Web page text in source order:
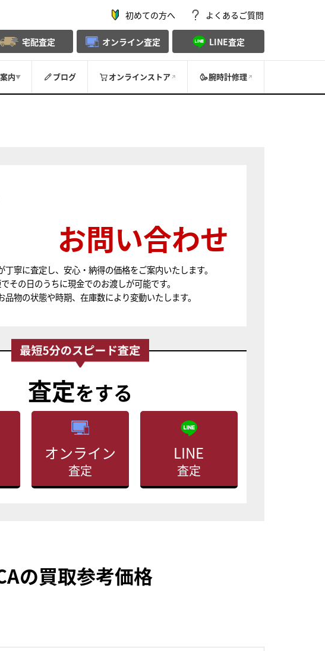
初めての方へ よくあるご質問
宅配査定 オンライン査定 LINE査定
内▼ ブログ オンラインストア 腕時計修理
お問い合わせ
丁寧に査定し、安心・納得の価格をご案内いたします。
その日のうちに現金でのお渡しが可能です。
物の状態や時期、在庫数により変動いたします。
査定をする
オンライン
査定
LINE
査定
の買取参考価格